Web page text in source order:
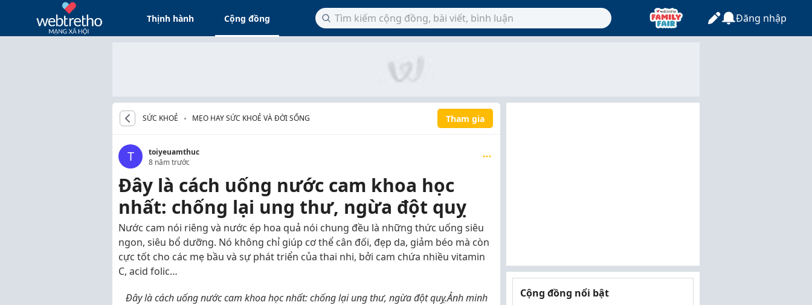
Thịnh hành Cộng đồng Đăng nhập
SỨC KHOẺ MẸO HAY SỨC KHOẺ VÀ ĐỜI SỐNG Tham gia
T
toiyeuamthuc
8 năm trước
Đây là cách uống nước cam khoa học
nhất: chống lại ung thư, ngừa đột quỵ
Nước cam nói riêng và nước ép hoa quả nói chung đều là những thức uống siêu
ngon, siêu bổ dưỡng. Nó không chỉ giúp cơ thể cân đối, đẹp da, giảm béo mà còn
cực tốt cho các mẹ bầu và sự phát triển của thai nhi, bởi cam chứa nhiều vitamin
C, acid folic…
Đây là cách uống nước cam khoa học nhất: chống lại ung thư, ngừa đột quỵ.Ảnh minh
Cộng đồng nổi bật